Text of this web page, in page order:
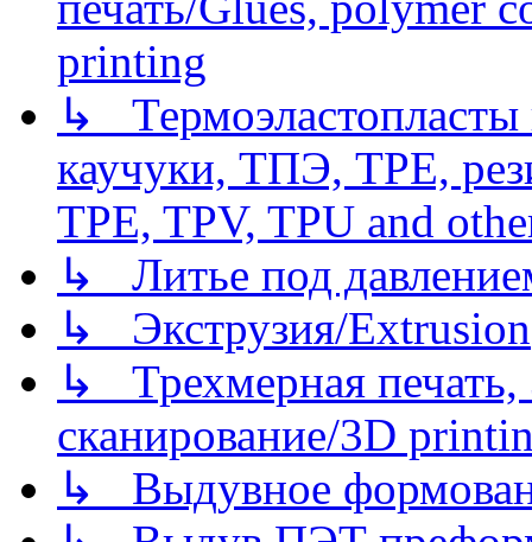
printing
↳
каучуки, ТПЭ, TPE,
TPE, TPV, TPU and
↳ Литье под
↳ Экструзия/Extrusion
↳ Трехмерная
сканирование/3D
↳ Выдувное